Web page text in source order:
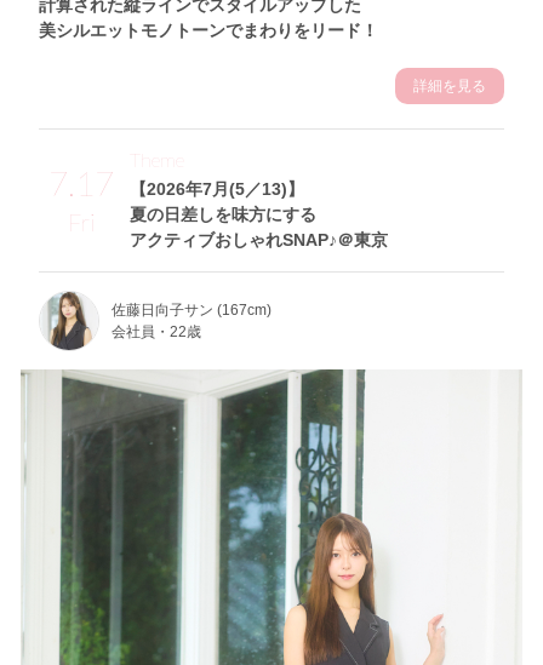
計算された縦ラインでスタイルアップした
美シルエットモノトーンでまわりをリード！
詳細を見る
7.17
Fri
【2026年7月(5／13)】
夏の日差しを味方にする
アクティブおしゃれSNAP♪＠東京
Theme
佐藤日向子サン (167cm)
会社員・22歳